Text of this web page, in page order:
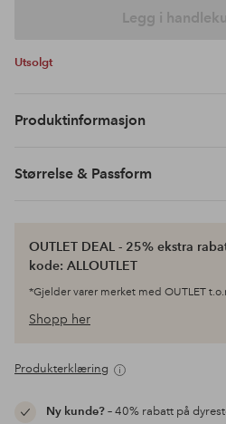
Legg i
Utsolgt
Produktinformasjon
Størrelse & Passform
OUTLET DEAL - 25% ekstra
kode: ALLOUTLET
*Gjelder varer merket med OUTLET
Shopp her
Produkterklæring
Ny kunde?– 40% rabatt på